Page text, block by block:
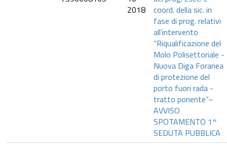
2018
coord. della sic. in
fase di prog. relativi
all’intervento
“Riqualificazione del
Molo Polisettoriale -
Nuova Diga Foranea
di protezione del
porto fuori rada -
tratto ponente”–
AVVISO
SPOTAMENTO 1^
SEDUTA PUBBLICA